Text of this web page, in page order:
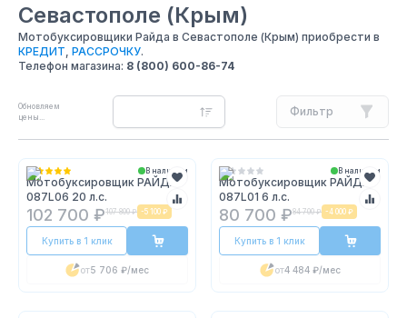
Севастополе (Крым)
Мотобуксировщики Райда в Севастополе (Крым) приобрести в
КРЕДИТ, РАССРОЧКУ.
Телефон магазина: 8 (800) 600-86-74
Обновляем
цены...
Фильтр
В наличии
Мотобуксировщик РАЙДА
087L06 20 л.с.
102 700 ₽107 800 ₽ -5 100 ₽
Купить в 1 клик
от5 706 ₽/мес
В наличии
Мотобуксировщик РАЙДА
087L01 6 л.с.
80 700 ₽84 700 ₽ -4 000 ₽
Купить в 1 клик
от4 484 ₽/мес